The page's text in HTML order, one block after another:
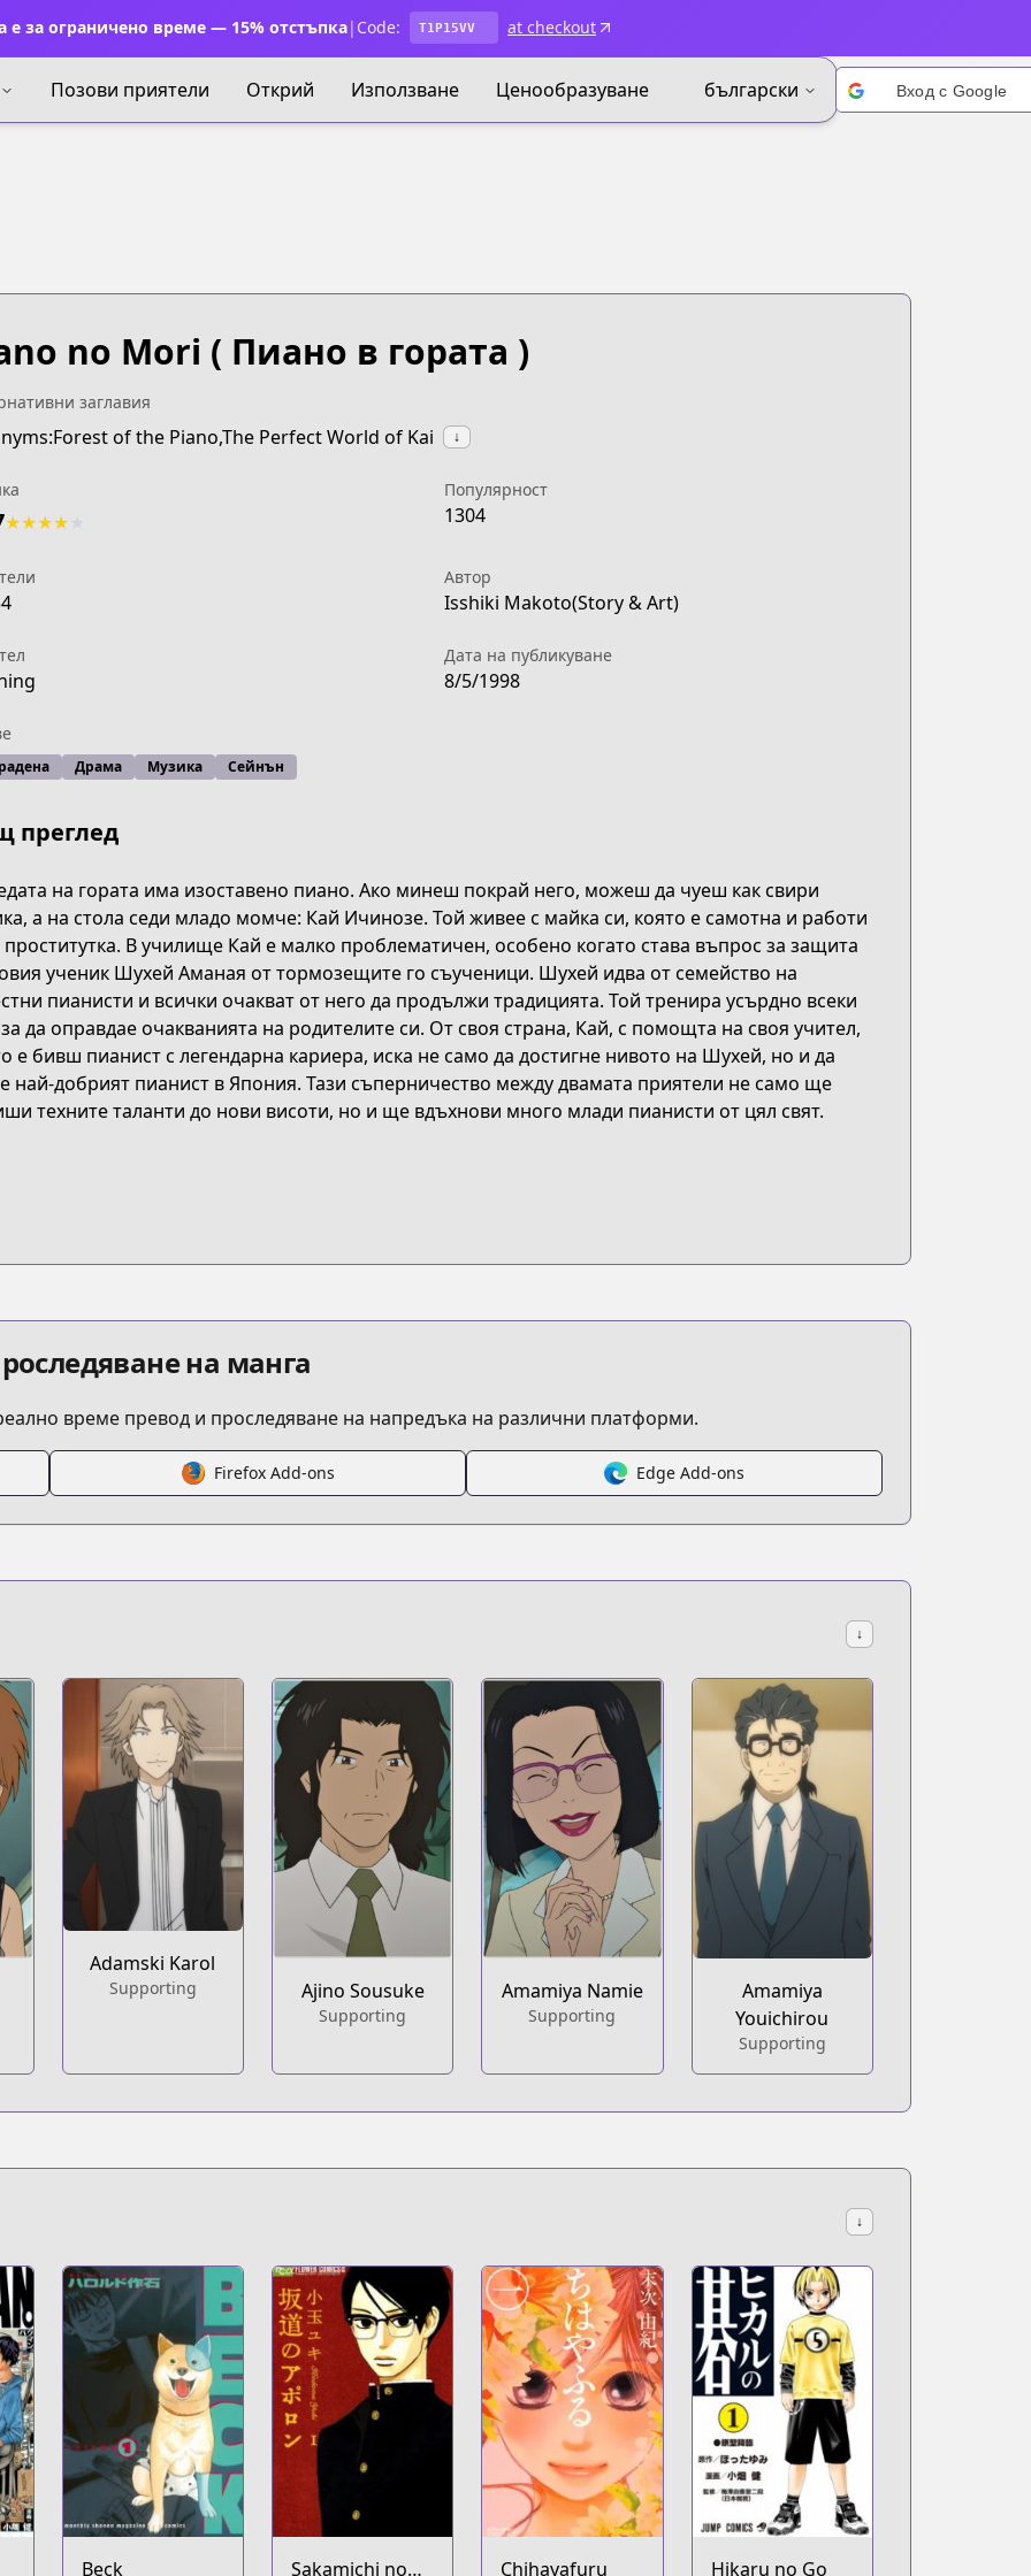
е за ограничено време — 15% отстъпка| Code: T1P15VV at checkout
Позови приятели Открий Използване Ценообразуване български Вход с Google
episode/311992
of-piano
no Mori ( Пиано в гората )
заглавия
of the Piano,The Perfect World of Kai ↓
★★★★
Популярност
1304
Автор
Isshiki Makoto(Story & Art)
Дата на публикуване
8/5/1998
Драма Музика Сейнън
преглед
на гората има изоставено пиано. Ако минеш покрай него, можеш да чуеш как свири
а на стола седи младо момче: Кай Ичинозе. Той живее с майка си, която е самотна и работи
проститутка. В училище Кай е малко проблематичен, особено когато става въпрос за защита
ученик Шухей Аманая от тормозещите го съученици. Шухей идва от семейство на
пианисти и всички очакват от него да продължи традицията. Той тренира усърдно всеки
да оправдае очакванията на родителите си. От своя страна, Кай, с помощта на своя учител,
е бивш пианист с легендарна кариера, иска не само да достигне нивото на Шухей, но и да
най-добрият пианист в Япония. Тази съперничество между двамата приятели не само ще
техните таланти до нови висоти, но и ще вдъхнови много млади пианисти от цял свят.
на манга
време превод и проследяване на напредъка на различни платформи.
Firefox Add-ons Edge Add-ons
↓
Adamski Karol
Supporting Ajino Sousuke
Supporting
Amamiya Namie
Supporting
Amamiya
Youichirou
Supporting
↓
Beck Sakamichi no Chihayafuru Hikaru no Go